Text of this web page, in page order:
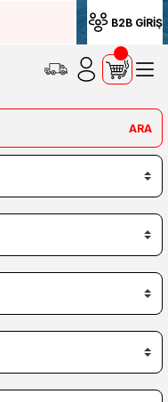
B2B GİRİŞ
ARA